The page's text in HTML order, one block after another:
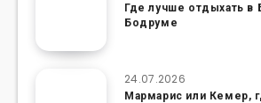
Где лучше отдыхать в
Бодруме
24.07.2026
Мармарис или Кемер,